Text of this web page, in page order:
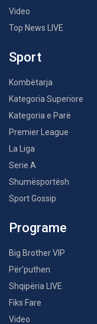
Video
Top News LIVE
Sport
Kombëtarja
Kategoria Superiore
Kategoria e Parë
Premier League
La Liga
Serie A
Shumësportësh
Sport Gossip
Programe
Big Brother VIP
Për’puthen
Shqipëria LIVE
Fiks Fare
Video